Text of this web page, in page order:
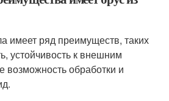
имеет ряд преимуществ, таких
устойчивость к внешним
возможность обработки и